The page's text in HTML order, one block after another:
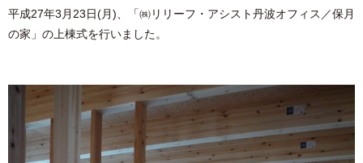
平成27年3月23日(月)、「㈱リリーフ・アシスト丹波オフィス／保月
の家」の上棟式を行いました。